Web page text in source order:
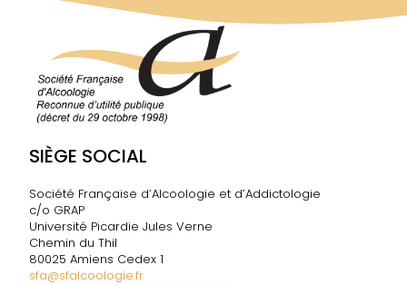
SIÈGE SOCIAL
Société Française d’Alcoologie et d’Addictologie
c/o GRAP
Université Picardie Jules Verne
Chemin du Thil
80025 Amiens Cedex 1
sfa@sfalcoologie.fr